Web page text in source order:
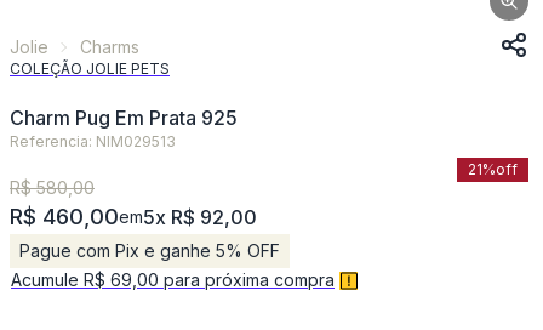
Jolie Charms
COLEÇÃO JOLIE PETS
Charm Pug Em Prata 925
Referencia: NIM029513
21%off
R$ 580,00
R$ 460,00em5x R$ 92,00
Pague com Pix e ganhe 5% OFF
Acumule R$ 69,00 para próxima compra